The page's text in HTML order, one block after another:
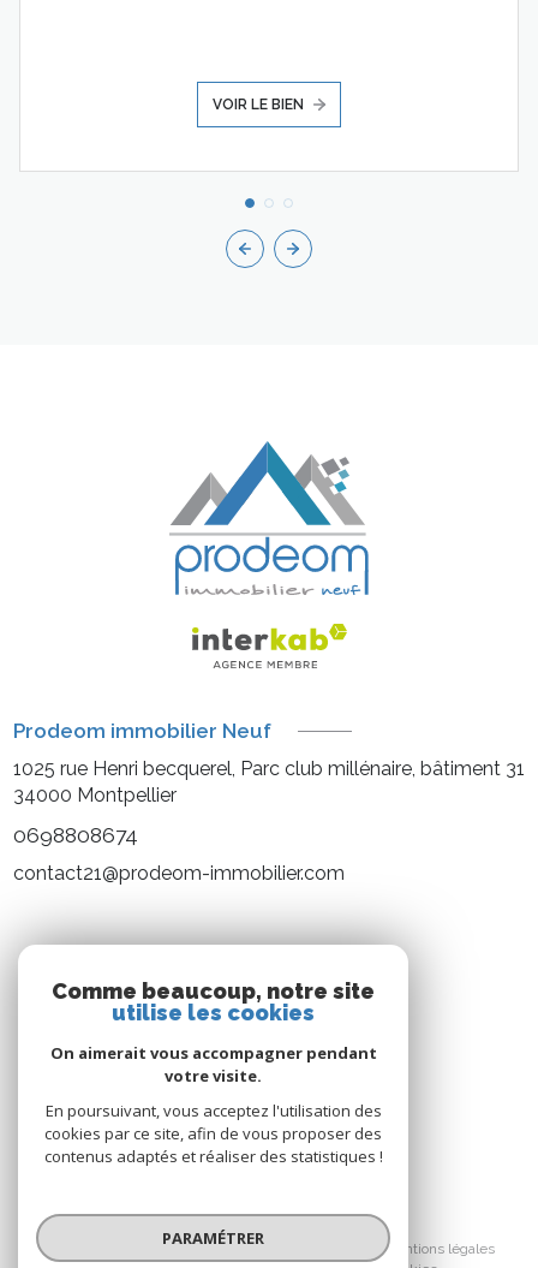
VOIR LE BIEN
Prodeom immobilier Neuf
1025 rue Henri becquerel, Parc club millénaire, bâtiment 31
34000 Montpellier
0698808674
contact21@prodeom-immobilier.com
Nous suivre
© 2026 | Tous droits réservés
Nos honoraires
Nos partenaires
Mentions légales
Comme beaucoup, notre site
utilise les cookies
On aimerait vous accompagner pendant
votre visite.
En poursuivant, vous acceptez l'utilisation des
cookies par ce site, afin de vous proposer des
contenus adaptés et réaliser des statistiques !
PARAMÉTRER